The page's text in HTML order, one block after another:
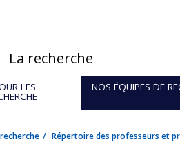
/La recherche
LES NOS ÉQUIPES DE
Répertoire des professeurs et